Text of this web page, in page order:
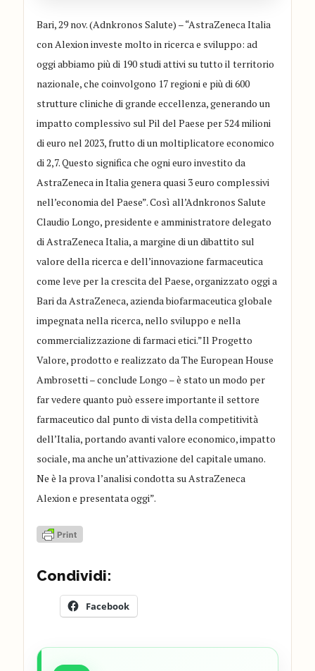
Bari, 29 nov. (Adnkronos Salute) – “AstraZeneca Italia
con Alexion investe molto in ricerca e sviluppo: ad
oggi abbiamo più di 190 studi attivi su tutto il territorio
nazionale, che coinvolgono 17 regioni e più di 600
strutture cliniche di grande eccellenza, generando un
impatto complessivo sul Pil del Paese per 524 milioni
di euro nel 2023, frutto di un moltiplicatore economico
di 2,7. Questo significa che ogni euro investito da
AstraZeneca in Italia genera quasi 3 euro complessivi
nell’economia del Paese”. Così all’Adnkronos Salute
Claudio Longo, presidente e amministratore delegato
di AstraZeneca Italia, a margine di un dibattito sul
valore della ricerca e dell’innovazione farmaceutica
come leve per la crescita del Paese, organizzato oggi a
Bari da AstraZeneca, azienda biofarmaceutica globale
impegnata nella ricerca, nello sviluppo e nella
commercializzazione di farmaci etici.”Il Progetto
Valore, prodotto e realizzato da The European House
Ambrosetti – conclude Longo – è stato un modo per
far vedere quanto può essere importante il settore
farmaceutico dal punto di vista della competitività
dell’Italia, portando avanti valore economico, impatto
sociale, ma anche un’attivazione del capitale umano.
Ne è la prova l’analisi condotta su AstraZeneca
Alexion e presentata oggi”.
Condividi:
Facebook